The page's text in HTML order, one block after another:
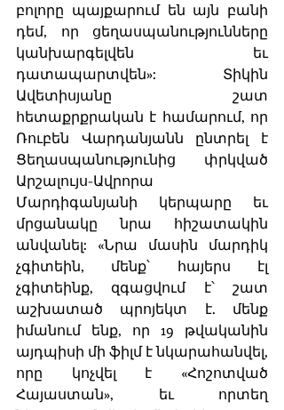
բոլորը պայքարում են այն բանի
դեմ, որ ցեղասպանությունները
կանխարգելվեն եւ
դատապարտվեն»: Տիկին
Ավետիսյանը շատ
հետաքրքրական է համարում, որ
Ռուբեն Վարդանյանն ընտրել է
Ցեղասպանությունից փրկված
Արշալույս-Ավրորա
Մարդիգանյանի կերպարը եւ
մրցանակը նրա հիշատակին
անվանել: «Նրա մասին մարդիկ
չգիտեին, մենք՝ հայերս էլ
չգիտեինք, զգացվում է՝ շատ
աշխատած պրոյեկտ է. մենք
իմանում ենք, որ 19 թվականին
այդպիսի մի ֆիլմ է նկարահանվել,
որը կոչվել է «Հոշոտված
Հայաստան», եւ որտեղ